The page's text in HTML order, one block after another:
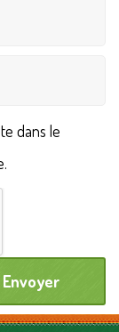
dans le